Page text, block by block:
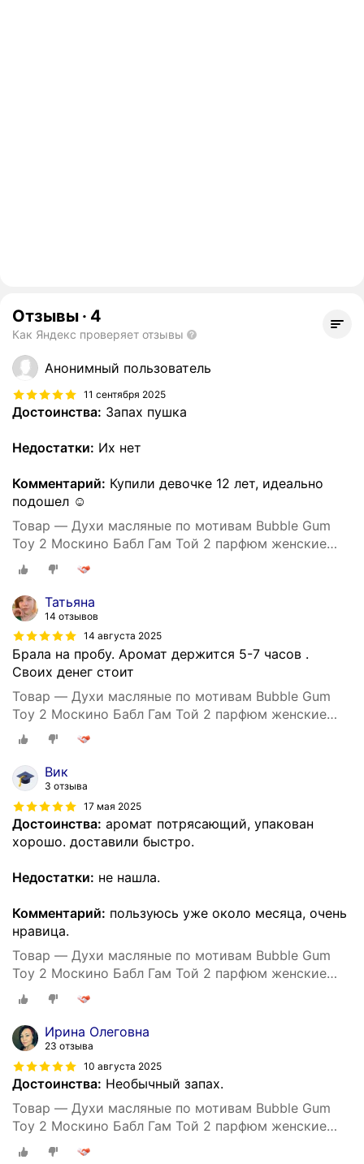
Отзывы · 4
Как Яндекс проверяет отзывы
Анонимный пользователь
11 сентября 2025
Достоинства: Запах пушка
Недостатки: Их нет
Комментарий: Купили девочке 12 лет, идеально
подошел ☺️
Товар — Духи масляные по мотивам Bubble Gum
Toy 2 Москино Бабл Гам Той 2 парфюм женские
стойкие
Татьяна
14 отзывов
14 августа 2025
Брала на пробу. Аромат держится 5-7 часов .
Своих денег стоит
Товар — Духи масляные по мотивам Bubble Gum
Toy 2 Москино Бабл Гам Той 2 парфюм женские
стойкие
Вик
3 отзыва
17 мая 2025
Достоинства: аромат потрясающий, упакован
хорошо. доставили быстро.
Недостатки: не нашла.
Комментарий: пользуюсь уже около месяца, очень
нравица.
Товар — Духи масляные по мотивам Bubble Gum
Toy 2 Москино Бабл Гам Той 2 парфюм женские
стойкие
Ирина Олеговна
23 отзыва
10 августа 2025
Достоинства: Необычный запах.
Товар — Духи масляные по мотивам Bubble Gum
Toy 2 Москино Бабл Гам Той 2 парфюм женские
стойкие